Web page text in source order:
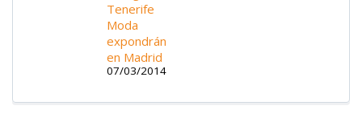
Tenerife
Moda
expondrán
en Madrid
07/03/2014